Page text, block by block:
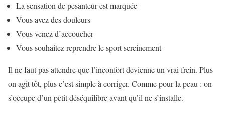
La sensation de pesanteur est marquée
Vous avez des douleurs
Vous venez d’accoucher
Vous souhaitez reprendre le sport sereinement
Il ne faut pas attendre que l’inconfort devienne un vrai frein. Plus
on agit tôt, plus c’est simple à corriger. Comme pour la peau : on
s’occupe d’un petit déséquilibre avant qu’il ne s’installe.